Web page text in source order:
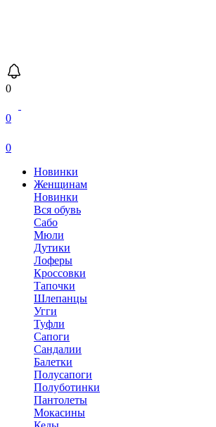
0
0
0
Новинки
Женщинам
Новинки
Вся обувь
Сабо
Мюли
Дутики
Лоферы
Кроссовки
Тапочки
Шлепанцы
Угги
Туфли
Сапоги
Сандалии
Балетки
Полусапоги
Полуботинки
Пантолеты
Мокасины